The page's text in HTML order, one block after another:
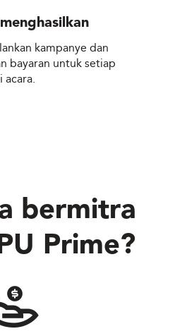
kampanye dan
bayaran untuk setiap
acara.
bermitra
Prime?